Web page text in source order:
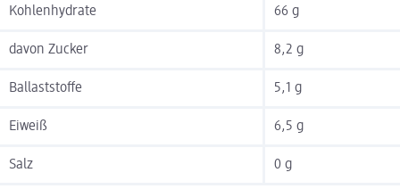
Kohlenhydrate 66 g
davon Zucker 8,2 g
Ballaststoffe 5,1 g
Eiweiß 6,5 g
Salz 0 g